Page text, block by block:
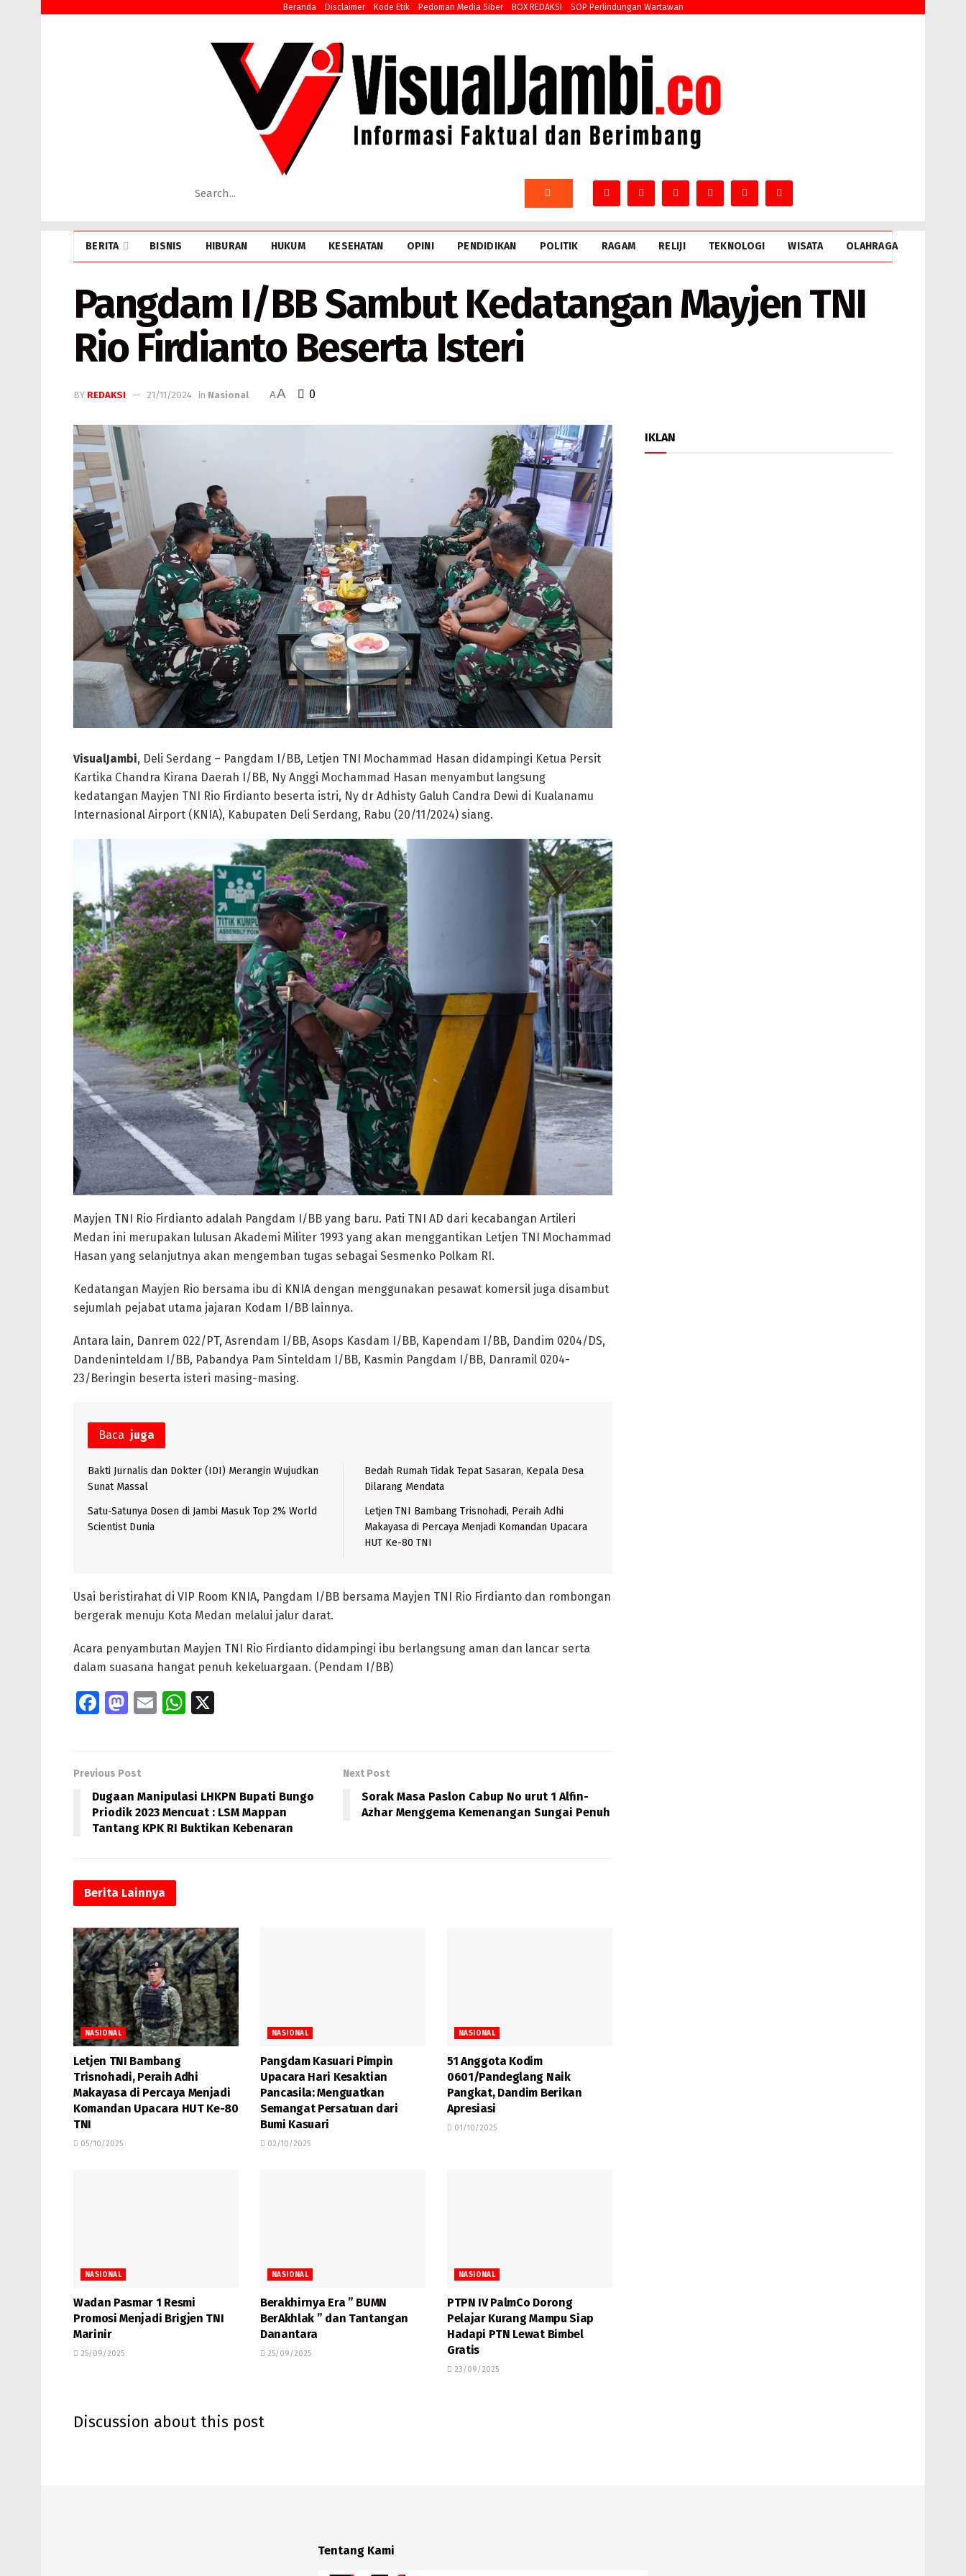
Beranda Disclaimer Kode Etik Pedoman Media Siber BOX REDAKSI SOP Perlindungan Wartawan
BERITA BISNIS HIBURAN HUKUM KESEHATAN OPINI PENDIDIKAN POLITIK RAGAM RELIJI TEKNOLOGI WISATA OLAHRAGA
Pangdam I/BB Sambut Kedatangan Mayjen TNI
Rio Firdianto Beserta Isteri
BY REDAKSI 21/11/2024 in Nasional AA 0
VisualJambi, Deli Serdang – Pangdam I/BB, Letjen TNI Mochammad Hasan didampingi Ketua Persit
Kartika Chandra Kirana Daerah I/BB, Ny Anggi Mochammad Hasan menyambut langsung
kedatangan Mayjen TNI Rio Firdianto beserta istri, Ny dr Adhisty Galuh Candra Dewi di Kualanamu
Internasional Airport (KNIA), Kabupaten Deli Serdang, Rabu (20/11/2024) siang.
Mayjen TNI Rio Firdianto adalah Pangdam I/BB yang baru. Pati TNI AD dari kecabangan Artileri
Medan ini merupakan lulusan Akademi Militer 1993 yang akan menggantikan Letjen TNI Mochammad
Hasan yang selanjutnya akan mengemban tugas sebagai Sesmenko Polkam RI.
Kedatangan Mayjen Rio bersama ibu di KNIA dengan menggunakan pesawat komersil juga disambut
sejumlah pejabat utama jajaran Kodam I/BB lainnya.
Antara lain, Danrem 022/PT, Asrendam I/BB, Asops Kasdam I/BB, Kapendam I/BB, Dandim 0204/DS,
Dandeninteldam I/BB, Pabandya Pam Sinteldam I/BB, Kasmin Pangdam I/BB, Danramil 0204-
23/Beringin beserta isteri masing-masing.
Baca juga
Bakti Jurnalis dan Dokter (IDI) Merangin Wujudkan
Sunat Massal
Satu-Satunya Dosen di Jambi Masuk Top 2% World
Scientist Dunia
Bedah Rumah Tidak Tepat Sasaran, Kepala Desa
Dilarang Mendata
Letjen TNI Bambang Trisnohadi, Peraih Adhi
Makayasa di Percaya Menjadi Komandan Upacara
HUT Ke-80 TNI
Usai beristirahat di VIP Room KNIA, Pangdam I/BB bersama Mayjen TNI Rio Firdianto dan rombongan
bergerak menuju Kota Medan melalui jalur darat.
Acara penyambutan Mayjen TNI Rio Firdianto didampingi ibu berlangsung aman dan lancar serta
dalam suasana hangat penuh kekeluargaan. (Pendam I/BB)
Fa
o
o
k
M
d
o
n
E
W
A
p
p
Previous Post
Dugaan Manipulasi LHKPN Bupati Bungo
Priodik 2023 Mencuat : LSM Mappan
Tantang KPK RI Buktikan Kebenaran
Next Post
Sorak Masa Paslon Cabup No urut 1 Alfin-
Azhar Menggema Kemenangan Sungai Penuh
Berita Lainnya
NASIONAL
Letjen TNI Bambang
Trisnohadi, Peraih Adhi
Makayasa di Percaya Menjadi
Komandan Upacara HUT Ke-80
TNI
05/10/2025
NASIONAL
Pangdam Kasuari Pimpin
Upacara Hari Kesaktian
Pancasila: Menguatkan
Semangat Persatuan dari
Bumi Kasuari
02/10/2025
NASIONAL
51 Anggota Kodim
0601/Pandeglang Naik
Pangkat, Dandim Berikan
Apresiasi
01/10/2025
NASIONAL
Wadan Pasmar 1 Resmi
Promosi Menjadi Brigjen TNI
Marinir
25/09/2025
NASIONAL
Berakhirnya Era ” BUMN
BerAkhlak ” dan Tantangan
Danantara
25/09/2025
NASIONAL
PTPN IV PalmCo Dorong
Pelajar Kurang Mampu Siap
Hadapi PTN Lewat Bimbel
Gratis
23/09/2025
Discussion about this post
IKLAN
Tentang Kami